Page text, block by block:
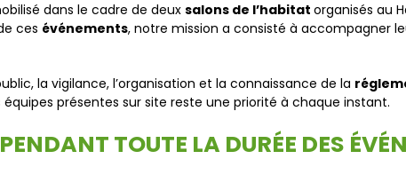
dans le cadre de deuxsalons de l’habitat organisés au
ces événements, notre mission a consisté à accompagner
la vigilance, l’organisation et la connaissance de la
présentes sur site reste une priorité à chaque instant.
TOUTE LA DURÉE DES